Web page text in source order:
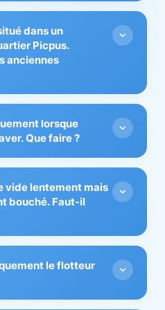
et de
remplacement la plus
dans un
Picpus.
anciennes
des
devenus difficiles
lorsque
Que faire ?
de l'évacuation.
précisément
vide lentement mais
bouché. Faut-il
permet parfois d'éviter
le flotteur